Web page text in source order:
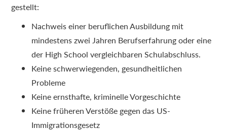
gestellt:
Nachweis einer beruflichen Ausbildung mit
mindestens zwei Jahren Berufserfahrung oder eine
der High School vergleichbaren Schulabschluss.
Keine schwerwiegenden, gesundheitlichen
Probleme
Keine ernsthafte, kriminelle Vorgeschichte
Keine früheren Verstöße gegen das US-
Immigrationsgesetz